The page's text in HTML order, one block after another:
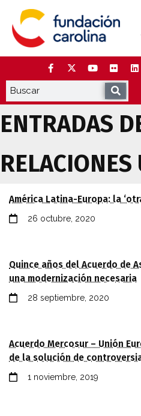
contenido
ENTRADAS
RELACIONES
RELACIÓN DE
América Latina-Europa: la
26 octubre, 2020
Quince años del Acuerdo de
una modernización necesaria
28 septiembre, 2020
Acuerdo Mercosur – Unión
de la solución de
1 noviembre, 2019